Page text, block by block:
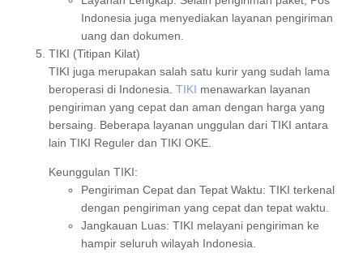
Indonesia juga menyediakan layanan pengiriman
uang dan dokumen.
TIKI (Titipan Kilat)
TIKI juga merupakan salah satu kurir yang sudah lama
beroperasi di Indonesia. TIKI menawarkan layanan
pengiriman yang cepat dan aman dengan harga yang
bersaing. Beberapa layanan unggulan dari TIKI antara
lain TIKI Reguler dan TIKI OKE.
Keunggulan TIKI:
Pengiriman Cepat dan Tepat Waktu: TIKI terkenal
dengan pengiriman yang cepat dan tepat waktu.
Jangkauan Luas: TIKI melayani pengiriman ke
hampir seluruh wilayah Indonesia.